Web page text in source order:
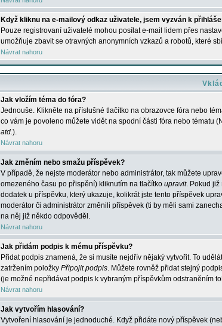
Když kliknu na e-mailový odkaz uživatele, jsem vyzván k
Pouze registrovaní uživatelé mohou posílat e-mail lidem přes
umožňuje zbavit se otravných anonymních vzkazů a robotů, které
Návrat nahoru
Jak vložím téma do fóra?
Jednouše. Klikněte na příslušné tlačítko na obrazovce fóra nebo
co vám je povoleno můžete vidět na spodní části fóra nebo tématu
atd.).
Návrat nahoru
Jak změním nebo smažu příspěvek?
V případě, že nejste moderátor nebo administrátor, tak můžete
omezeného času po přispění) kliknutím na tlačítko upravit. Pokud již
dodatek u příspěvku, který ukazuje, kolikrát jste tento příspěvek
moderátor či administrátor změnili příspěvek (ti by měli sami
na něj již někdo odpověděl.
Návrat nahoru
Jak přidám podpis k mému příspěvku?
Přidat podpis znamená, že si musíte nejdřív nějaký vytvořit. To
zatržením položky Připojit podpis. Můžete rovněž přidat stejný
(je možné nepřidávat podpis k vybraným příspěvkům odstraněním
Návrat nahoru
Jak vytvořím hlasování?
Vytvoření hlasování je jednoduché. Když přidáte nový příspěvek